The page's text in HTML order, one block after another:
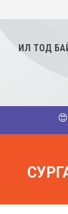
ИЛ ТОД
😍